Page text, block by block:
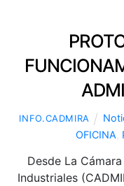
INFO.CADMIRA
OFICINA
Desde La
Industriales